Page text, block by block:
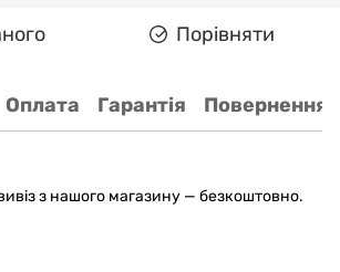
Порівняти
Оплата Гарантія Повернення
з нашого магазину — безкоштовно.